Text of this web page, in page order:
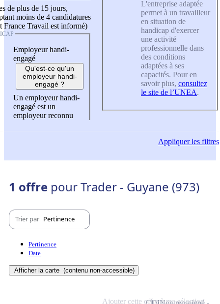
de plus de 15 jours,
moins de 4 candidatures
France Travail est informé)
Employeur handi-
engagé
Qu'est-ce qu'un
employeur handi-
engagé ?
Un employeur handi-
engagé est un
employeur reconnu
L'entreprise adaptée
permet à un travailleur
en situation de
handicap d'exercer
une activité
professionnelle dans
des conditions
adaptées à ses
capacités. Pour en
savoir plus, consultez
le site de l’UNEA.
Appliquerles filtres
1 offre pour Trader - Guyane (973)
Trier par Pertinence
Pertinence
Date
Afficher la carte (contenu non-accessible)
Ajouter cette offre à ma sélection